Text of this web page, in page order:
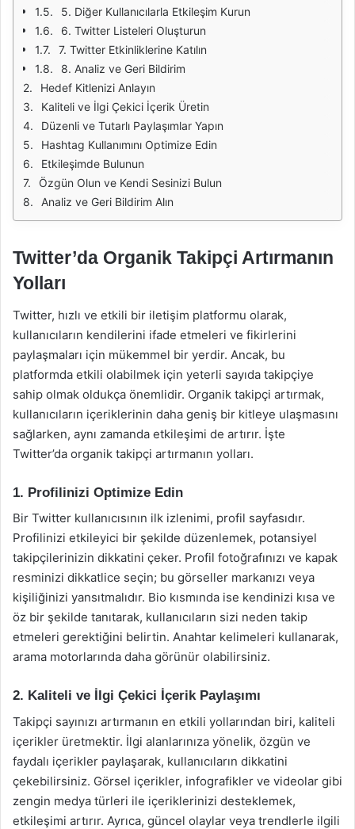
5. Diğer Kullanıcılarla Etkileşim Kurun
6. Twitter Listeleri Oluşturun
7. Twitter Etkinliklerine Katılın
8. Analiz ve Geri Bildirim
Hedef Kitlenizi Anlayın
Kaliteli ve İlgi Çekici İçerik Üretin
Düzenli ve Tutarlı Paylaşımlar Yapın
Hashtag Kullanımını Optimize Edin
Etkileşimde Bulunun
Özgün Olun ve Kendi Sesinizi Bulun
Analiz ve Geri Bildirim Alın
Twitter’da Organik Takipçi Artırmanın
Yolları
Twitter, hızlı ve etkili bir iletişim platformu olarak,
kullanıcıların kendilerini ifade etmeleri ve fikirlerini
paylaşmaları için mükemmel bir yerdir. Ancak, bu
platformda etkili olabilmek için yeterli sayıda takipçiye
sahip olmak oldukça önemlidir. Organik takipçi artırmak,
kullanıcıların içeriklerinin daha geniş bir kitleye ulaşmasını
sağlarken, aynı zamanda etkileşimi de artırır. İşte
Twitter’da organik takipçi artırmanın yolları.
1. Profilinizi Optimize Edin
Bir Twitter kullanıcısının ilk izlenimi, profil sayfasıdır.
Profilinizi etkileyici bir şekilde düzenlemek, potansiyel
takipçilerinizin dikkatini çeker. Profil fotoğrafınızı ve kapak
resminizi dikkatlice seçin; bu görseller markanızı veya
kişiliğinizi yansıtmalıdır. Bio kısmında ise kendinizi kısa ve
öz bir şekilde tanıtarak, kullanıcıların sizi neden takip
etmeleri gerektiğini belirtin. Anahtar kelimeleri kullanarak,
arama motorlarında daha görünür olabilirsiniz.
2. Kaliteli ve İlgi Çekici İçerik Paylaşımı
Takipçi sayınızı artırmanın en etkili yollarından biri, kaliteli
içerikler üretmektir. İlgi alanlarınıza yönelik, özgün ve
faydalı içerikler paylaşarak, kullanıcıların dikkatini
çekebilirsiniz. Görsel içerikler, infografikler ve videolar gibi
zengin medya türleri ile içeriklerinizi desteklemek,
etkileşimi artırır. Ayrıca, güncel olaylar veya trendlerle ilgili